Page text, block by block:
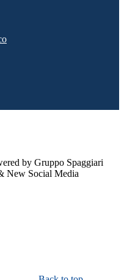
by Gruppo Spaggiari
New Social Media